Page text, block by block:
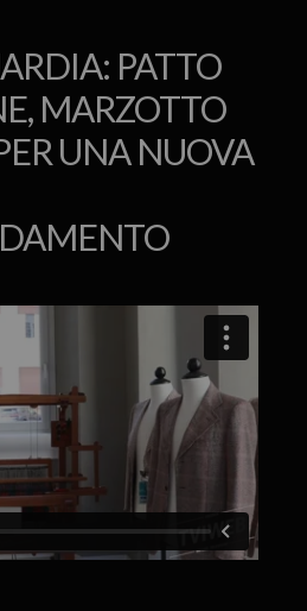
PATTO
MARZOTTO
UNA NUOVA